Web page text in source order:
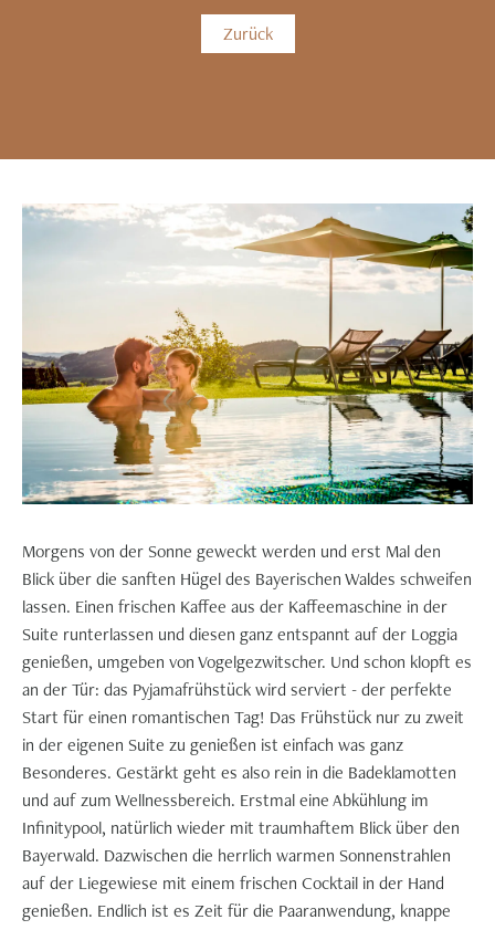
Zurück
Morgens von der Sonne geweckt werden und erst Mal den
Blick über die sanften Hügel des Bayerischen Waldes schweifen
lassen. Einen frischen Kaffee aus der Kaffeemaschine in der
Suite runterlassen und diesen ganz entspannt auf der Loggia
genießen, umgeben von Vogelgezwitscher. Und schon klopft es
an der Tür: das Pyjamafrühstück wird serviert - der perfekte
Start für einen romantischen Tag! Das Frühstück nur zu zweit
in der eigenen Suite zu genießen ist einfach was ganz
Besonderes. Gestärkt geht es also rein in die Badeklamotten
und auf zum Wellnessbereich. Erstmal eine Abkühlung im
Infinitypool, natürlich wieder mit traumhaftem Blick über den
Bayerwald. Dazwischen die herrlich warmen Sonnenstrahlen
auf der Liegewiese mit einem frischen Cocktail in der Hand
genießen. Endlich ist es Zeit für die Paaranwendung, knappe